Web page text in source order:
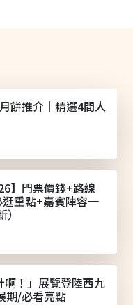
餅推介｜精選4間人
】門票價錢+路線
重點+嘉賓陣容一
啊！」展覽登陸西九
期/必看亮點